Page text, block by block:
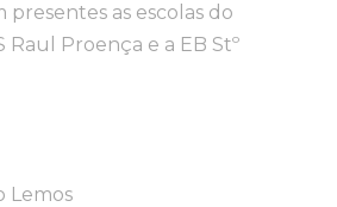
presentes as escolas do
Proença e a EB Stº
Lemos